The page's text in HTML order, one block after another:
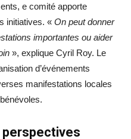
e comité apporte
initiatives. « On peut donner
importantes ou aider
», explique Cyril Roy. Le
d’événements
manifestations locales